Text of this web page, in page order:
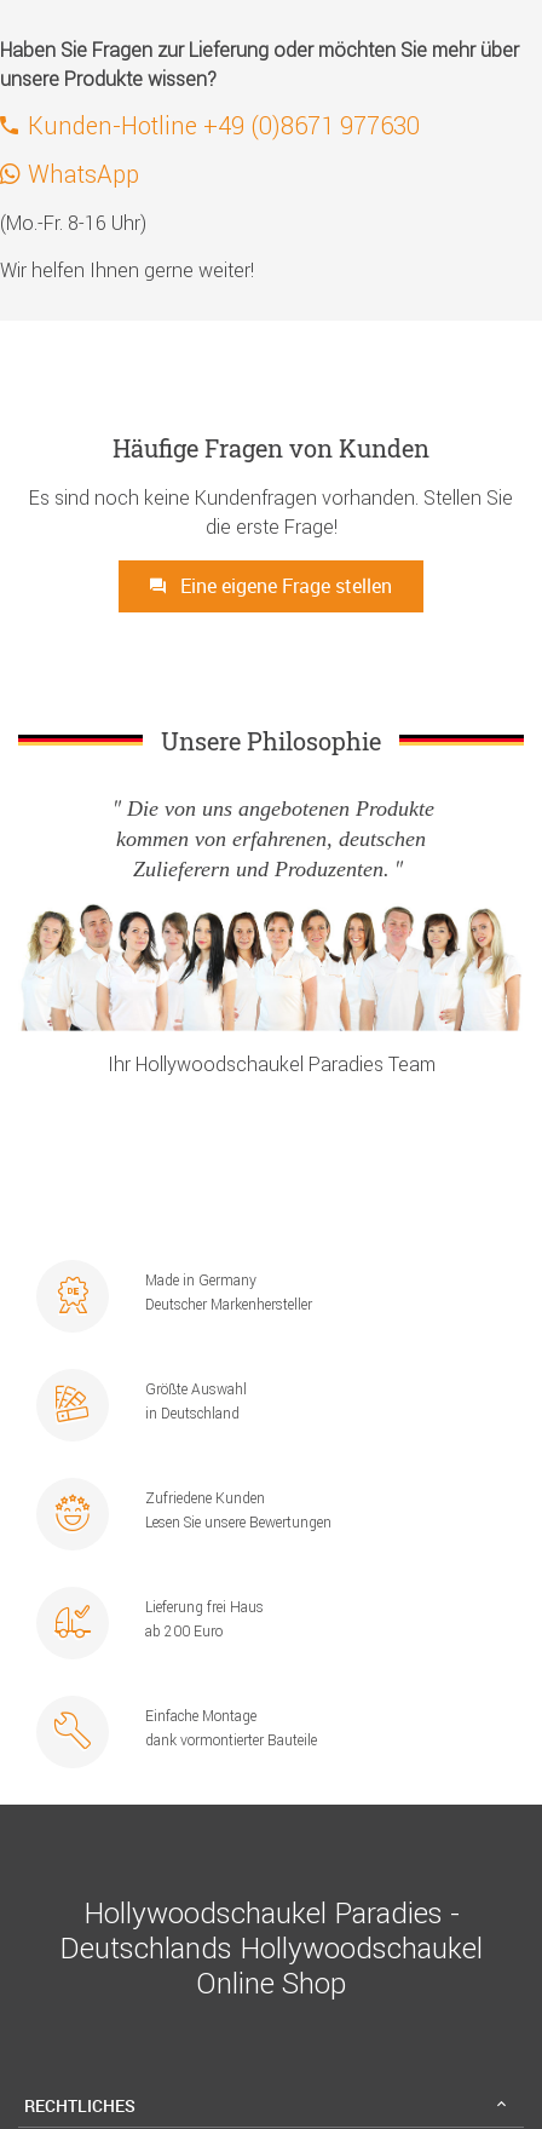
Haben Sie Fragen zur Lieferung oder möchten Sie mehr über
unsere Produkte wissen?
Kunden-Hotline +49 (0)8671 977630
WhatsApp
(Mo.-Fr. 8-16 Uhr)
Wir helfen Ihnen gerne weiter!
Häufige Fragen von Kunden
Es sind noch keine Kundenfragen vorhanden. Stellen Sie
die erste Frage!
Eine eigene Frage stellen
Unsere Philosophie
Die von uns angebotenen Produkte
kommen von erfahrenen, deutschen
Zulieferern und Produzenten.
Ihr Hollywoodschaukel Paradies Team
Made in Germany
Deutscher Markenhersteller
Größte Auswahl
in Deutschland
Zufriedene Kunden
Lesen Sie unsere Bewertungen
Lieferung frei Haus
ab 200 Euro
Einfache Montage
dank vormontierter Bauteile
Hollywoodschaukel Paradies -
Deutschlands Hollywoodschaukel
Online Shop
RECHTLICHES